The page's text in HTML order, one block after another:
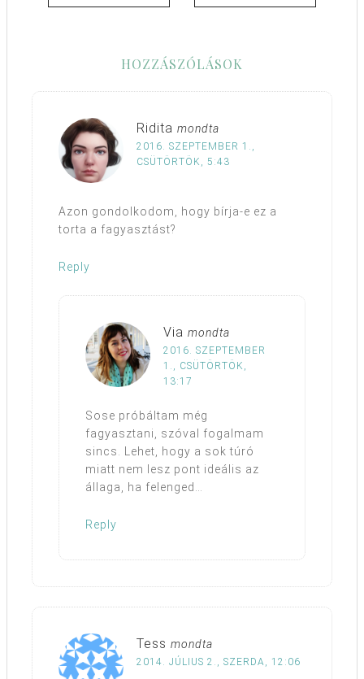
HOZZÁSZÓLÁSOK
Ridita mondta
2016. SZEPTEMBER 1.,
CSÜTÖRTÖK, 5:43
Azon gondolkodom, hogy bírja-e ez a
torta a fagyasztást?
Reply
Via mondta
2016. SZEPTEMBER
1., CSÜTÖRTÖK,
13:17
Sose próbáltam még
fagyasztani, szóval fogalmam
sincs. Lehet, hogy a sok túró
miatt nem lesz pont ideális az
állaga, ha felenged…
Reply
Tess mondta
2014. JÚLIUS 2., SZERDA, 12:06